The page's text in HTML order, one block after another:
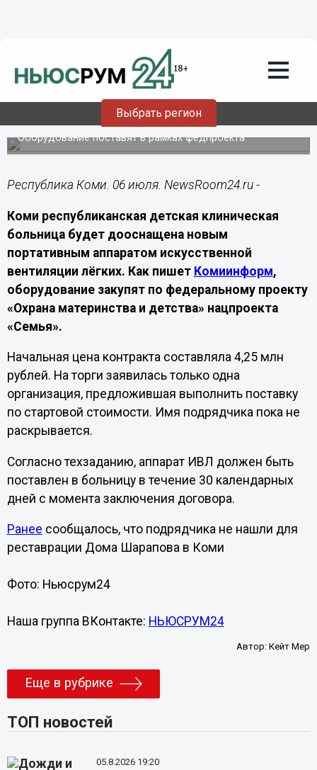
Выбрать регион
06.07.202609:00
Детская больница Коми получит
аппарат ИВЛ за 4,25 млн рублей
Оборудование поставят в рамках федпроекта
Республика Коми. 06 июля. NewsRoom24.ru -
Коми республиканская детская клиническая
больница будет дооснащена новым
портативным аппаратом искусственной
вентиляции лёгких. Как пишет Комиинформ,
оборудование закупят по федеральному проекту
«Охрана материнства и детства» нацпроекта
«Семья».
Начальная цена контракта составляла 4,25 млн
рублей. На торги заявилась только одна
организация, предложившая выполнить поставку
по стартовой стоимости. Имя подрядчика пока не
раскрывается.
Согласно техзаданию, аппарат ИВЛ должен быть
поставлен в больницу в течение 30 календарных
дней с момента заключения договора.
Ранее сообщалось, что подрядчика не нашли для
реставрации Дома Шарапова в Коми
Фото: Ньюсрум24
Наша группа ВКонтакте: НЬЮСРУМ24
Автор:Кейт Мер
Еще в рубрике
ТОП новостей
05.8.2026 19:20